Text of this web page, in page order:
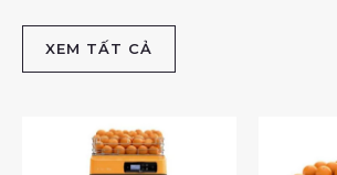
XEM TẤT CẢ